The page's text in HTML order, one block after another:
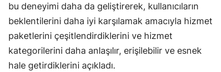
Şırnak
Bartın
Ardahan
bu deneyimi daha da geliştirerek, kullanıcıların
beklentilerini daha iyi karşılamak amacıyla hizmet
paketlerini çeşitlendirdiklerini ve hizmet
kategorilerini daha anlaşılır, erişilebilir ve esnek
hale getirdiklerini açıkladı.